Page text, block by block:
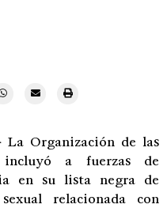
La Organización de las
a fuerzas de
en su lista negra de
relacionada con